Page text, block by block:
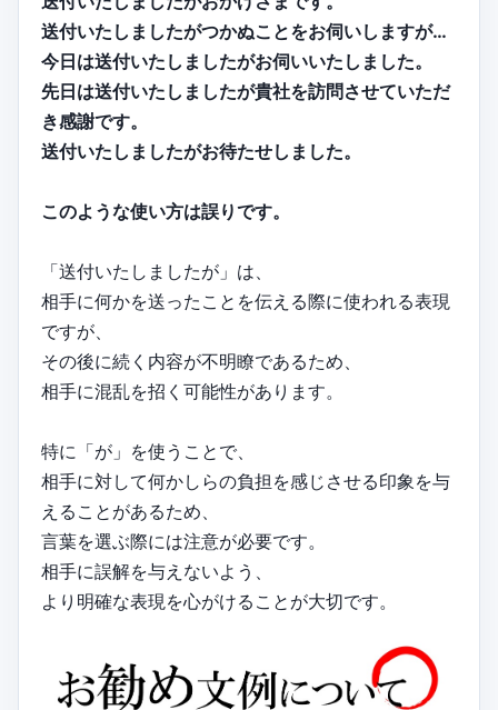
送付いたしましたがつかぬことをお伺いしますが…
今日は送付いたしましたがお伺いいたしました。
先日は送付いたしましたが貴社を訪問させていただ
き感謝です。
送付いたしましたがお待たせしました。
このような使い方は誤りです。
「送付いたしましたが」は、
相手に何かを送ったことを伝える際に使われる表現
ですが、
その後に続く内容が不明瞭であるため、
相手に混乱を招く可能性があります。
特に「が」を使うことで、
相手に対して何かしらの負担を感じさせる印象を与
えることがあるため、
言葉を選ぶ際には注意が必要です。
相手に誤解を与えないよう、
より明確な表現を心がけることが大切です。